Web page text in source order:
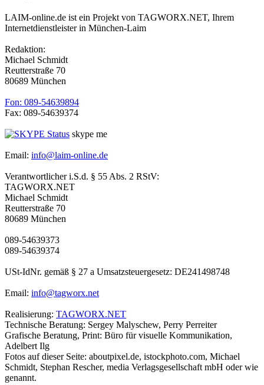
LAIM-online.de ist ein Projekt von TAGWORX.NET, Ihrem
Internetdienstleister in München-Laim
Redaktion:
Michael Schmidt
Reutterstraße 70
80689 München
Fon: 089-54639894
Fax: 089-54639374
skype me
Email: info@laim-online.de
Verantwortlicher i.S.d. § 55 Abs. 2 RStV:
TAGWORX.NET
Michael Schmidt
Reutterstraße 70
80689 München
089-54639373
089-54639374
USt-IdNr. gemäß § 27 a Umsatzsteuergesetz: DE241498748
Email: info@tagworx.net
Realisierung: TAGWORX.NET
Technische Beratung: Sergey Malyschew, Perry Perreiter
Grafische Beratung, Print: Büro für visuelle Kommunikation,
Adelbert Ilg
Fotos auf dieser Seite: aboutpixel.de, istockphoto.com, Michael
Schmidt, Stephan Rescher, media Verlagsgesellschaft mbH oder wie
genannt.